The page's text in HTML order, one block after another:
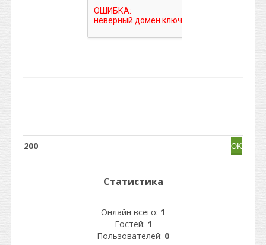
200
Статистика
Онлайн всего: 1
Гостей: 1
Пользователей: 0